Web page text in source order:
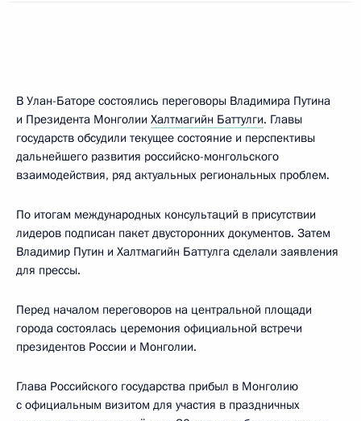
В Улан-Баторе состоялись переговоры Владимира Путина
и Президента Монголии Халтмагийн Баттулги. Главы
государств обсудили текущее состояние и перспективы
дальнейшего развития российско-монгольского
взаимодействия, ряд актуальных региональных проблем.
По итогам международных консультаций в присутствии
лидеров подписан пакет двусторонних документов. Затем
Владимир Путин и Халтмагийн Баттулга сделали заявления
для прессы.
Перед началом переговоров на центральной площади
города состоялась церемония официальной встречи
президентов России и Монголии.
Глава Российского государства прибыл в Монголию
с официальным визитом для участия в праздничных